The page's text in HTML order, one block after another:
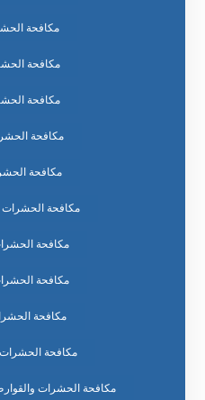
مكافحة
مكافحة
مكافحة
مكافحة
مكافحة
مكافحة الحشرات
مكافحة
مكافحة
مكافحة
مكافحة
مكافحة الحشرات